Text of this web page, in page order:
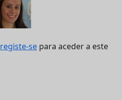
registe-se para aceder a este